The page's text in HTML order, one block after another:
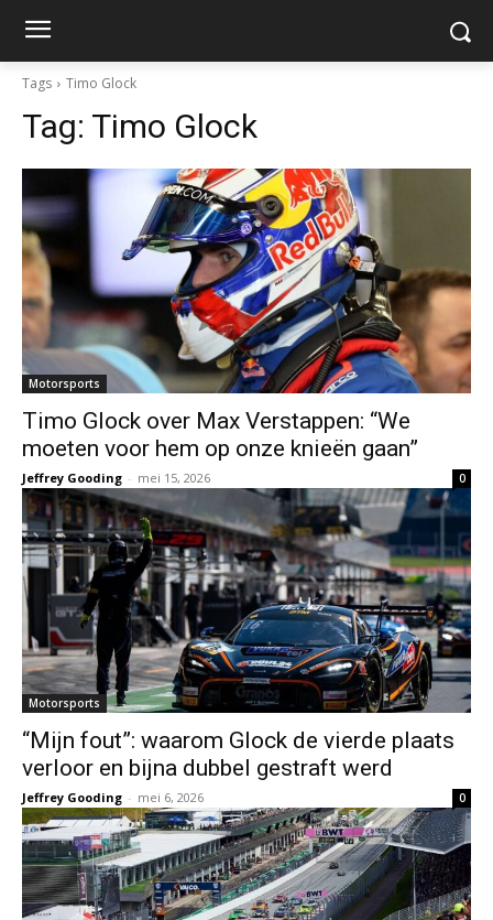
Tags Timo Glock
Tag: Timo Glock
Motorsports
Timo Glock over Max Verstappen: “We
moeten voor hem op onze knieën gaan”
Jeffrey Gooding - mei 15, 2026 0
Motorsports
“Mijn fout”: waarom Glock de vierde plaats
verloor en bijna dubbel gestraft werd
Jeffrey Gooding - mei 6, 2026 0